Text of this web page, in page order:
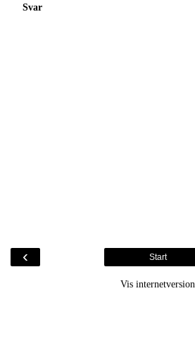
Svar
‹ Start
Vis internetversion